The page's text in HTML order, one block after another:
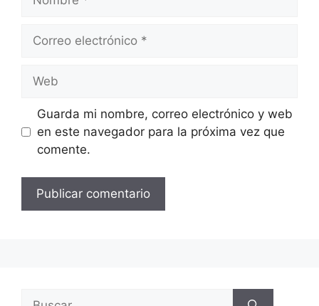
Correo
Web
Guarda mi nombre, correo electrónico y web
en este navegador para la próxima vez que
comente.